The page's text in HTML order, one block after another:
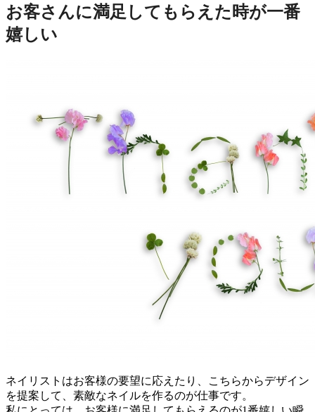
お客さんに満足してもらえた時が一番
嬉しい
ネイリストはお客様の要望に応えたり、こちらからデザイン
を提案して、素敵なネイルを作るのが仕事です。